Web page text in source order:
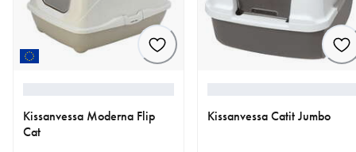
Kissanvessa Moderna Flip
Cat
Kissanvessa Catit Jumbo